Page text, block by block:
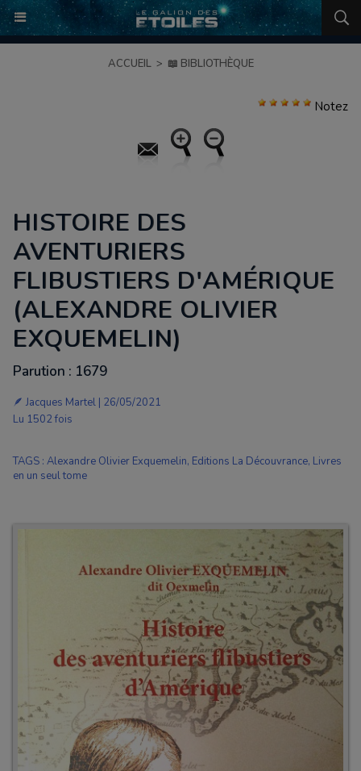
ACCUEIL > 📖 BIBLIOTHÈQUE
Notez
HISTOIRE DES
AVENTURIERS
FLIBUSTIERS D'AMÉRIQUE
(ALEXANDRE OLIVIER
EXQUEMELIN)
Parution : 1679
🪶 Jacques Martel | 26/05/2021
Lu 1502 fois
TAGS : Alexandre Olivier Exquemelin, Editions La Découvrance, Livres
en un seul tome